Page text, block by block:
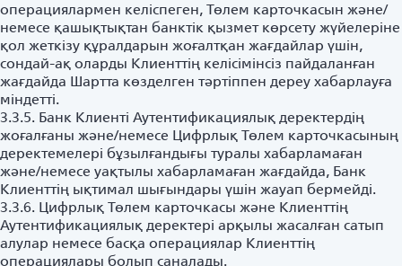
операциялармен келіспеген, Төлем карточкасын және/
немесе қашықтықтан банктік қызмет көрсету жүйелеріне
қол жеткізу құралдарын жоғалтқан жағдайлар үшін,
сондай-ақ оларды Клиенттің келісімінсіз пайдаланған
жағдайда Шартта көзделген тәртіппен дереу хабарлауға
міндетті.
3.3.5. Банк Клиенті Аутентификациялық деректердің
жоғалғаны және/немесе Цифрлық Төлем карточкасының
деректемелері бұзылғандығы туралы хабарламаған
және/немесе уақтылы хабарламаған жағдайда, Банк
Клиенттің ықтимал шығындары үшін жауап бермейді.
3.3.6. Цифрлық Төлем карточкасы және Клиенттің
Аутентификациялық деректері арқылы жасалған сатып
алулар немесе басқа операциялар Клиенттің
операциялары болып саналады.